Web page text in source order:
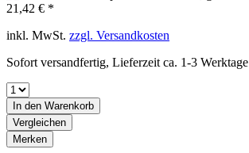
21,42 € *
inkl. MwSt. zzgl. Versandkosten
Sofort versandfertig, Lieferzeit ca. 1-3 Werktage
In den Warenkorb
Vergleichen
Merken